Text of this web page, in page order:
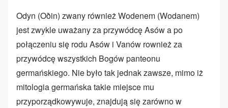
Odyn (Oðin) zwany również Wodenem (Wodanem)
jest zwykle uważany za przywódcę Asów a po
połączeniu się rodu Asów i Vanów rownież za
przywódcę wszystkich Bogów panteonu
germańskiego. Nie było tak jednak zawsze, mimo iż
mitologia germańska takie miejsce mu
przyporządkowywuje, znajdują się zarówno w